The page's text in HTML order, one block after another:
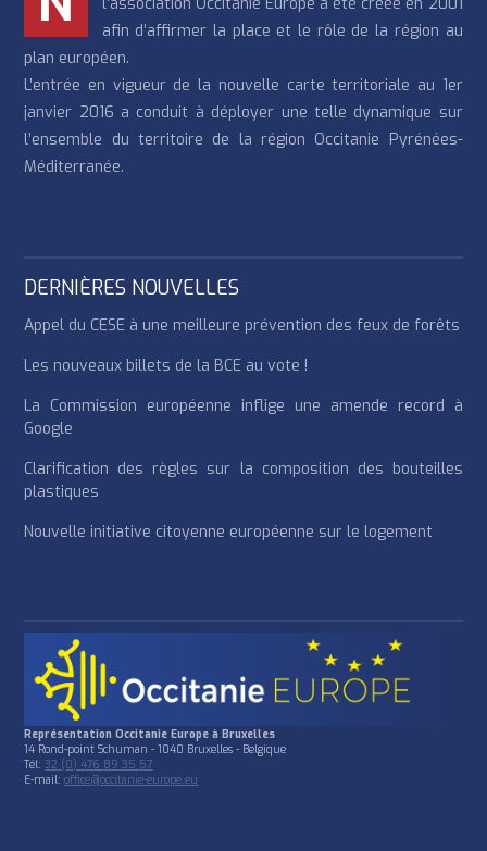
afin d’affirmer la place et le rôle de la région au
plan européen.
L’entrée en vigueur de la nouvelle carte territoriale au 1er
janvier 2016 a conduit à déployer une telle dynamique sur
l’ensemble du territoire de la région Occitanie Pyrénées-
Méditerranée.
DERNIÈRES NOUVELLES
Appel du CESE à une meilleure prévention des feux de forêts
Les nouveaux billets de la BCE au vote !
La Commission européenne inflige une amende record à
Google
Clarification des règles sur la composition des bouteilles
plastiques
Nouvelle initiative citoyenne européenne sur le logement
Représentation Occitanie Europe à Bruxelles
14 Rond-point Schuman - 1040 Bruxelles - Belgique
Tél:32 (0) 476 89 35 57
E-mail:office@occitanie-europe.eu